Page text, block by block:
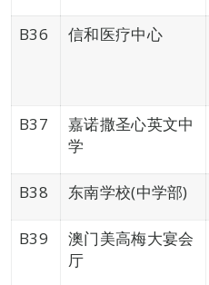
B36 信和医疗中心
B37
嘉诺撒圣心英文中
学
B38 东南学校(中学部)
B39
澳门美高梅大宴会
厅